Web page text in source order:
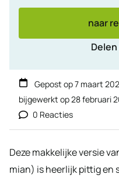
naar
Gepost op7 maart
bijgewerkt op28 februari
0 Reacties
Deze makkelijke versie
mian) is heerlijk pittig en